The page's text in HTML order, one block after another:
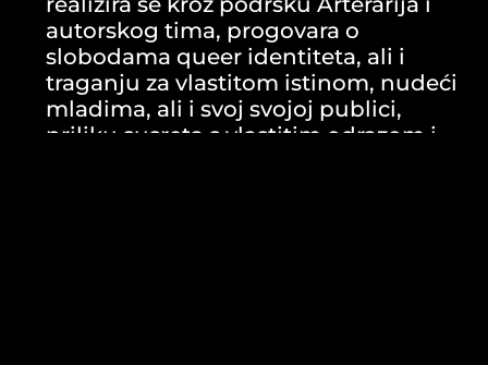
autorskog tima, progovara o
slobodama queer identiteta, ali i
traganju za vlastitom istinom, nudeći
mladima, ali i svoj svojoj publici,
priliku susreta s vlastitim odrazom i